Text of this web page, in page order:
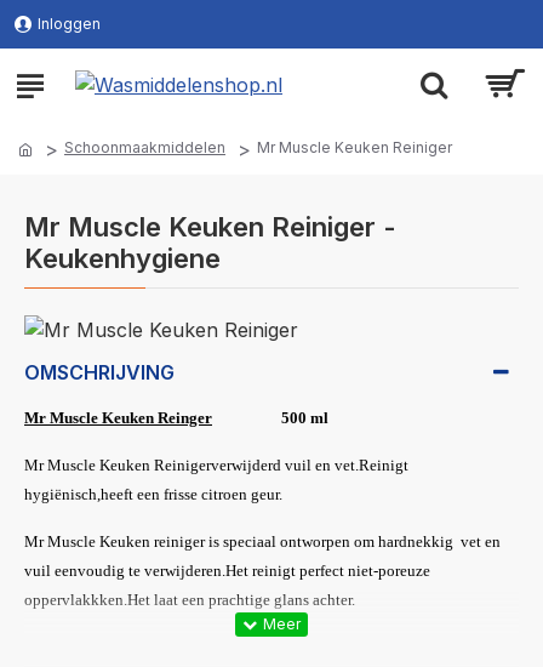
Inloggen
Schoonmaakmiddelen Mr Muscle Keuken Reiniger
Mr Muscle Keuken Reiniger -
Keukenhygiene
OMSCHRIJVING
Mr Muscle Keuken Reinger 500 ml
Mr Muscle Keuken Reinigerverwijderd vuil en vet.Reinigt
hygiënisch,heeft een frisse citroen geur.
Mr Muscle Keuken reiniger is speciaal ontworpen om hardnekkig vet en
vuil eenvoudig te verwijderen.Het reinigt perfect niet-poreuze
oppervlakkken.Het laat een prachtige glans achter.